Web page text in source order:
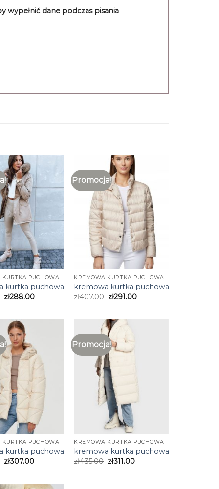
wypełnić dane podczas pisania
KURTKA PUCHOWA
kurtka puchowa
zł288.00
Promocja!
KREMOWA KURTKA PUCHOWA
kremowa kurtka puchowa
zł407.00 zł291.00
KURTKA PUCHOWA
kurtka puchowa
zł307.00
Promocja!
KREMOWA KURTKA PUCHOWA
kremowa kurtka puchowa
zł435.00 zł311.00